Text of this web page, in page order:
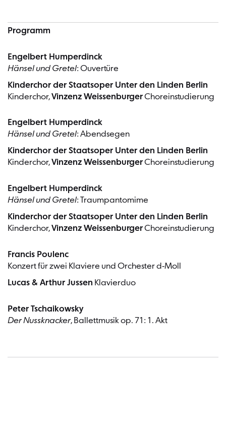
Programm
Engelbert Humperdinck
Hänsel und Gretel: Ouvertüre
Kinderchor der Staatsoper Unter den Linden Berlin
Kinderchor,Vinzenz WeissenburgerChoreinstudierung
Engelbert Humperdinck
Hänsel und Gretel: Abendsegen
Kinderchor der Staatsoper Unter den Linden Berlin
Kinderchor,Vinzenz WeissenburgerChoreinstudierung
Engelbert Humperdinck
Hänsel und Gretel: Traumpantomime
Kinderchor der Staatsoper Unter den Linden Berlin
Kinderchor,Vinzenz WeissenburgerChoreinstudierung
Francis Poulenc
Konzert für zwei Klaviere und Orchester d-Moll
Lucas & Arthur Jussen Klavierduo
Peter Tschaikowsky
Der Nussknacker, Ballettmusik op. 71: 1. Akt